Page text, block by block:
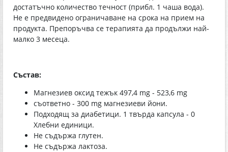
достатъчно количество течност (прибл. 1 чаша вода).
Не е предвидено ограничаване на срока на прием на
продукта. Препоръчва се терапията да продължи най-
малко 3 месеца.
Състав:
Магнезиев оксид тежък 497,4 mg - 523,6 mg
съответно - 300 mg магнезиеви йони.
Подходящ за диабетици. 1 твърда капсула - 0
Хлебни единици.
Не съдържа глутен.
Не съдържа лактоза.